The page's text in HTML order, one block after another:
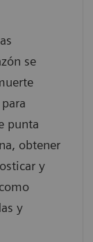
se
punta
obtener
y
y